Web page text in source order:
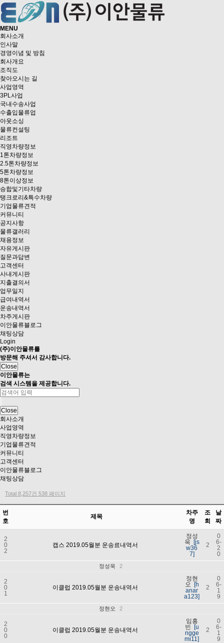
MENU
회사소개
인사말
경영이념 및 방침
회사개요
조직도
찾아오시는 길
사업영역
3PL사업
국내수송사업
수출입물류업
아웃소싱
물류컨설팅
리조트
직영차량정보
1톤차량정보
2.5톤차량정보
5톤차량정보
8톤이상정보
승합및기타차량
탱크로리&특수차량
기업물류견적
커뮤니티
공지사항
물류갤러리
채용정보
자유게시판
질문과답변
고객센터
사내게시판
지출결의서
업무일지
급여내역서
운송내역서
차주게시판
이안물류블로그
채팅상담
Login
(주)이안물류를
방문해 주셔서 감사합니다.
Close
이안물류는
검색 시스템 을 제공합니다.
Close
회사소개
사업영역
직영차량정보
기업물류견적
커뮤니티
고객센터
이안물류블로그
채팅상담
Total 8,257건 538 페이지
번
호
제목
차주
명
조
회
날
짜
2
0
2
캡스 2019.05월분 운송료내역서
정성
욱
[js
w36
7]
2
0
6-
2
0
정성욱 2
2
0
1
이클럽 2019.05월분 운송내역서
정현
오
[h
anar
a123]
2
0
6-
1
9
정현오 2
2
0
0
이클럽 2019.05월분 운송내역서
임흥
빈
[u
ngge
mi11]
2
0
6-
1
9